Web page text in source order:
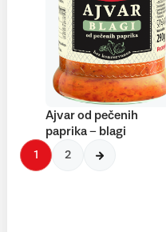
Ajvar od pečenih
paprika – blagi
1 2